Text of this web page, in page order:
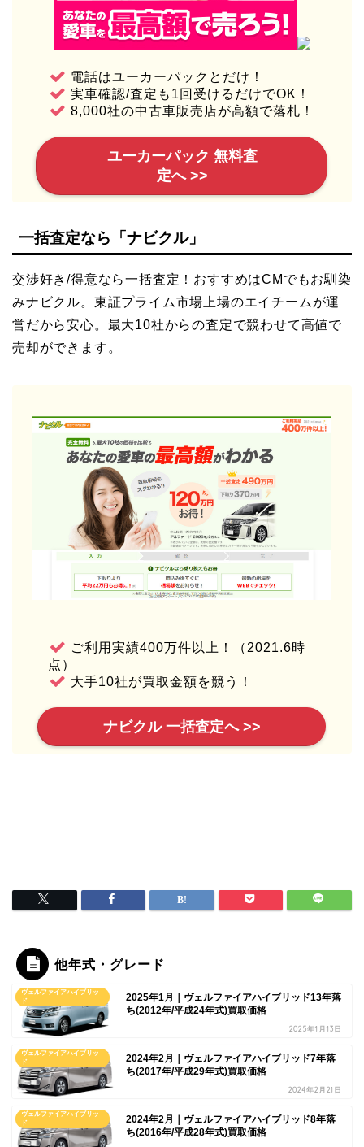
電話はユーカーパックとだけ！
実車確認/査定も1回受けるだけでOK！
8,000社の中古車販売店が高額で落札！
ユーカーパック 無料査
定へ >>
一括査定なら「ナビクル」
交渉好き/得意なら一括査定！おすすめはCMでもお馴染
みナビクル。東証プライム市場上場のエイチームが運
営だから安心。最大10社からの査定で競わせて高値で
売却ができます。
ご利用実績400万件以上！（2021.6時
点）
大手10社が買取金額を競う！
ナビクル 一括査定へ >>
他年式・グレード
ヴェルファイアハイブリッ
ド
2025年1月｜ヴェルファイアハイブリッド13年落
ち(2012年/平成24年式)買取価格
2025年1月13日
ヴェルファイアハイブリッ
ド
2024年2月｜ヴェルファイアハイブリッド7年落
ち(2017年/平成29年式)買取価格
2024年2月21日
ヴェルファイアハイブリッ
ド
2024年2月｜ヴェルファイアハイブリッド8年落
ち(2016年/平成28年式)買取価格